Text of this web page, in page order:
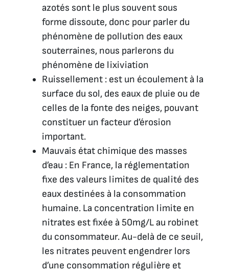
azotés sont le plus souvent sous
forme dissoute, donc pour parler du
phénomène de pollution des eaux
souterraines, nous parlerons du
phénomène de lixiviation
Ruissellement : est un écoulement à la
surface du sol, des eaux de pluie ou de
celles de la fonte des neiges, pouvant
constituer un facteur d’érosion
important.
Mauvais état chimique des masses
d’eau : En France, la réglementation
fixe des valeurs limites de qualité des
eaux destinées à la consommation
humaine. La concentration limite en
nitrates est fixée à 50mg/L au robinet
du consommateur. Au-delà de ce seuil,
les nitrates peuvent engendrer lors
d’une consommation régulière et